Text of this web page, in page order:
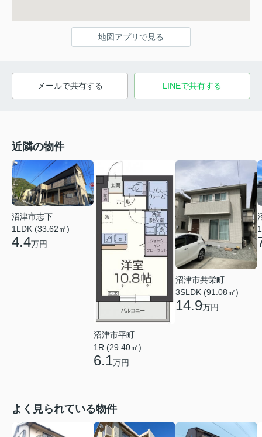
地図アプリで見る
メールで共有する LINEで共有する
近隣の物件
沼津市志下
1LDK (33.62㎡)
4.4万円
沼津市平町
1R (29.40㎡)
6.1万円
沼津市共栄町
3SLDK (91.08㎡)
14.9万円
よく見られている物件